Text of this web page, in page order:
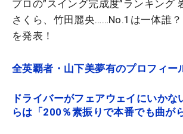
プロの”スイング完成度”ランキング
さくら、竹田麗央……No.1は一体誰
を発表！
全英覇者・山下美夢有のプロフィー
ドライバーがフェアウェイにいかな
らは「200％素振りで本番でも曲が